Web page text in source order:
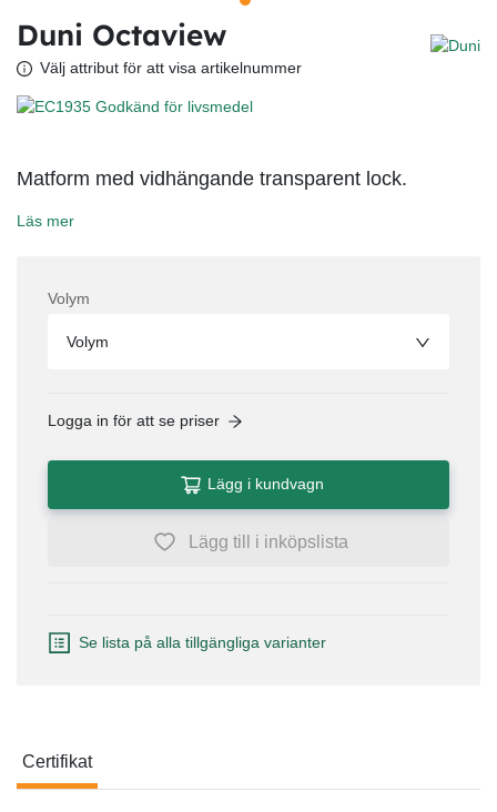
Duni Octaview
Välj attribut för att visa artikelnummer
Matform med vidhängande transparent lock.
Läs mer
Volym
Volym
Logga in för att se priser
Lägg i kundvagn
Lägg till i inköpslista
Se lista på alla tillgängliga varianter
Certifikat